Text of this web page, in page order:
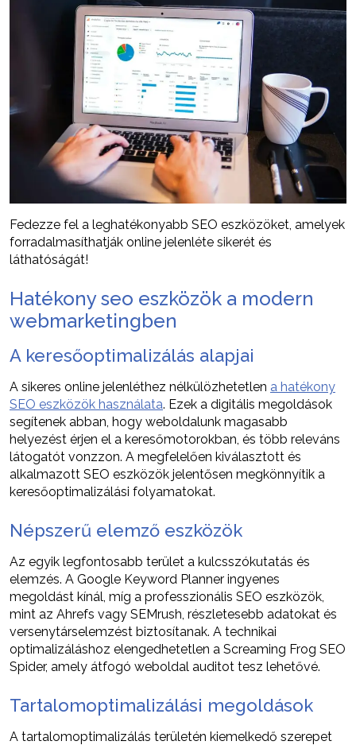
Fedezze fel a leghatékonyabb SEO eszközöket, amelyek
forradalmasíthatják online jelenléte sikerét és
láthatóságát!
Hatékony seo eszközök a modern
webmarketingben
A keresőoptimalizálás alapjai
A sikeres online jelenléthez nélkülözhetetlen a hatékony
SEO eszközök használata. Ezek a digitális megoldások
segítenek abban, hogy weboldalunk magasabb
helyezést érjen el a keresőmotorokban, és több releváns
látogatót vonzzon. A megfelelően kiválasztott és
alkalmazott SEO eszközök jelentősen megkönnyítik a
keresőoptimalizálási folyamatokat.
Népszerű elemző eszközök
Az egyik legfontosabb terület a kulcsszókutatás és
elemzés. A Google Keyword Planner ingyenes
megoldást kínál, míg a professzionális SEO eszközök,
mint az Ahrefs vagy SEMrush, részletesebb adatokat és
versenytárselemzést biztosítanak. A technikai
optimalizáláshoz elengedhetetlen a Screaming Frog SEO
Spider, amely átfogó weboldal auditot tesz lehetővé.
Tartalomoptimalizálási megoldások
A tartalomoptimalizálás területén kiemelkedő szerepet